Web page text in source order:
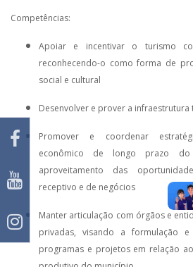
Competências:
Apoiar e incentivar o turismo
reconhecendo-o como forma de
social e cultural
Desenvolver e prover a
Promover e coordenar
econômico de longo prazo
aproveitamento das
receptivo e de negócios
Manter articulação com órgãos e
privadas, visando a formulação
programas e projetos em relação